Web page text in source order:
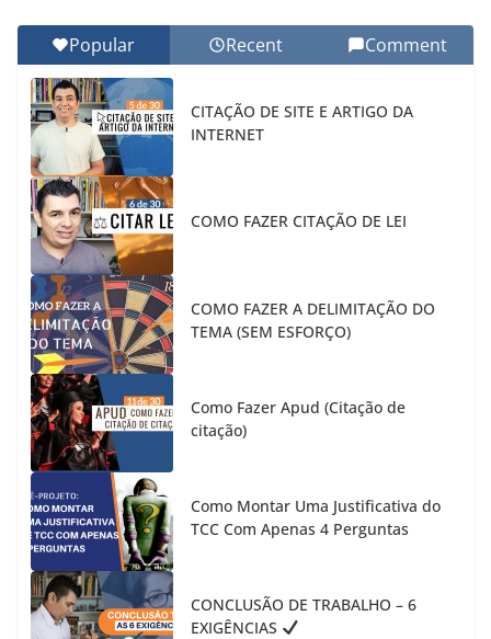
Popular Recent Comment
CITAÇÃO DE SITE E ARTIGO DA
INTERNET
COMO FAZER CITAÇÃO DE LEI
COMO FAZER A DELIMITAÇÃO DO
TEMA (SEM ESFORÇO)
Como Fazer Apud (Citação de
citação)
Como Montar Uma Justificativa do
TCC Com Apenas 4 Perguntas
CONCLUSÃO DE TRABALHO – 6
EXIGÊNCIAS